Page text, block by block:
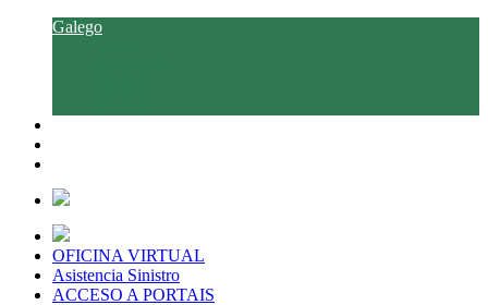
Galego
OFICINA VIRTUAL
Asistencia Sinistro
ACCESO A PORTAIS